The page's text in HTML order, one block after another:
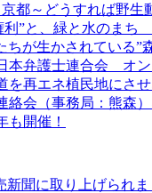
都～どうすれば野生
”と、緑と水のまち
が生かされている”
本弁護士連合会 オ
を再エネ植民地にさ
絡会（事務局：熊森
も開催！
新聞に取り上げられま